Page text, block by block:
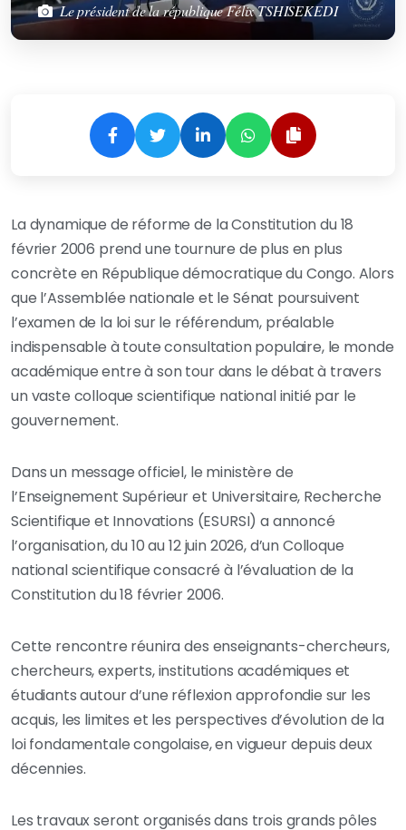
Le président de la république Félix TSHISEKEDI
La dynamique de réforme de la Constitution du 18
février 2006 prend une tournure de plus en plus
concrète en République démocratique du Congo. Alors
que l’Assemblée nationale et le Sénat poursuivent
l’examen de la loi sur le référendum, préalable
indispensable à toute consultation populaire, le monde
académique entre à son tour dans le débat à travers
un vaste colloque scientifique national initié par le
gouvernement.
Dans un message officiel, le ministère de
l’Enseignement Supérieur et Universitaire, Recherche
Scientifique et Innovations (ESURSI) a annoncé
l’organisation, du 10 au 12 juin 2026, d’un Colloque
national scientifique consacré à l’évaluation de la
Constitution du 18 février 2006.
Cette rencontre réunira des enseignants-chercheurs,
chercheurs, experts, institutions académiques et
étudiants autour d’une réflexion approfondie sur les
acquis, les limites et les perspectives d’évolution de la
loi fondamentale congolaise, en vigueur depuis deux
décennies.
Les travaux seront organisés dans trois grands pôles